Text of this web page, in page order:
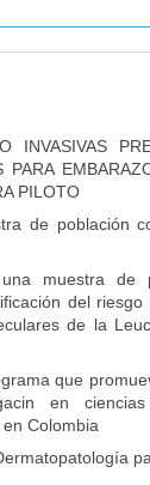
INVASIVAS
PARA
PILOTO
de población
muestra de
del
de la
que
en
Colombia